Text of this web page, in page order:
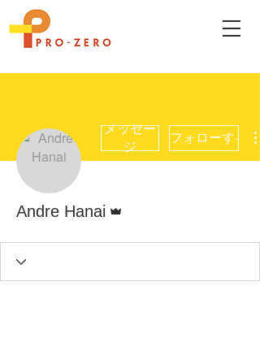
メッセー
ジ
フォローする
Andre Hanai